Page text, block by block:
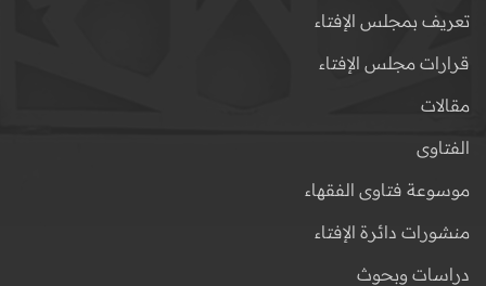
تعريف بمجلس الإفتاء
قرارات مجلس الإفتاء
مقالات
الفتاوى
موسوعة فتاوى الفقهاء
منشورات دائرة الإفتاء
دراسات وبحوث